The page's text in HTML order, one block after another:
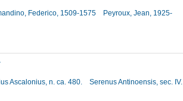
Federico, 1509-1575
Peyroux, Jean, 1925-
Ascalonius, n. ca. 480. Serenus Antinoensis, sec. IV.